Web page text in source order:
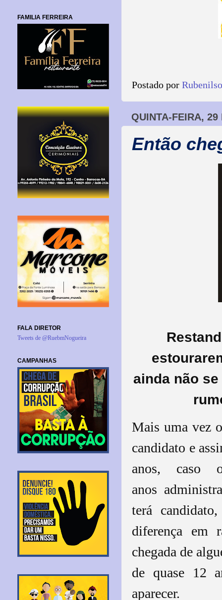
Postado por
QUINTA-FEIRA, 29
Então
ainda não
Mais uma vez
candidato e
anos, caso
anos
terá
diferença em
chegada de
de quase 12
aparecer.
FAMILIA FERREIRA
FALA DIRETOR
Tweets de @RuebmNogueira
CAMPANHAS